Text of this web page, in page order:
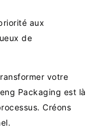
aux
de
votre
Packaging est là
Créons